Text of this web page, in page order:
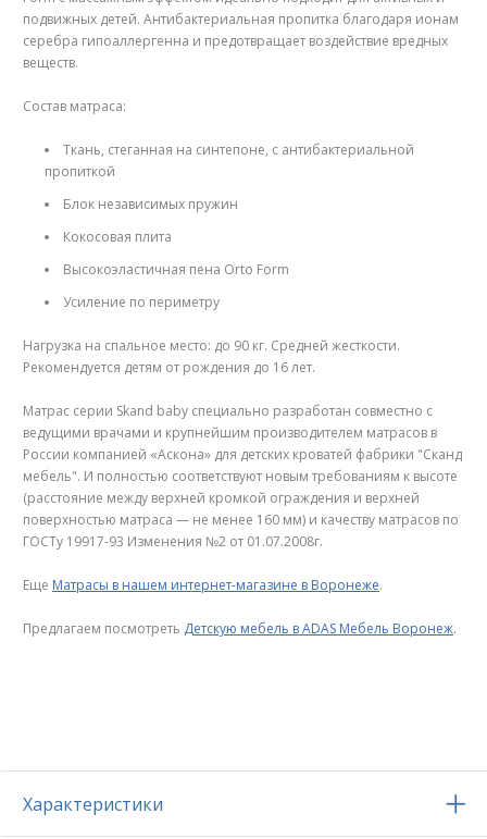
подвижных детей. Антибактериальная пропитка благодаря ионам
серебра гипоаллергенна и предотвращает воздействие вредных
веществ.
Состав матраса:
Ткань, стеганная на синтепоне, с антибактериальной
пропиткой
Блок независимых пружин
Кокосовая плита
Высокоэластичная пена Orto Form
Усиление по периметру
Нагрузка на спальное место: до 90 кг. Средней жесткости.
Рекомендуется детям от рождения до 16 лет.
Матрас серии Skand baby специально разработан совместно с
ведущими врачами и крупнейшим производителем матрасов в
России компанией «Аскона» для детских кроватей фабрики "Сканд
мебель". И полностью соответствуют новым требованиям к высоте
(расстояние между верхней кромкой ограждения и верхней
поверхностью матраса — не менее 160 мм) и качеству матрасов по
ГОСТу 19917-93 Изменения №2 от 01.07.2008г.
Еще Матрасы в нашем интернет-магазине в Воронеже.
Предлагаем посмотреть Детскую мебель в ADAS Мебель Воронеж.
Характеристики